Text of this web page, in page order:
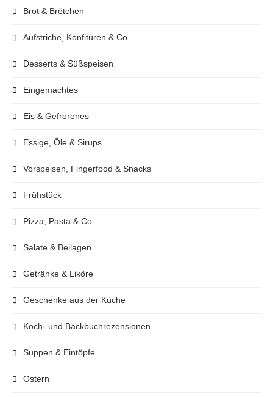
Brot & Brötchen
Aufstriche, Konfitüren & Co.
Desserts & Süßspeisen
Eingemachtes
Eis & Gefrorenes
Essige, Öle & Sirups
Vorspeisen, Fingerfood & Snacks
Frühstück
Pizza, Pasta & Co
Salate & Beilagen
Getränke & Liköre
Geschenke aus der Küche
Koch- und Backbuchrezensionen
Suppen & Eintöpfe
Ostern